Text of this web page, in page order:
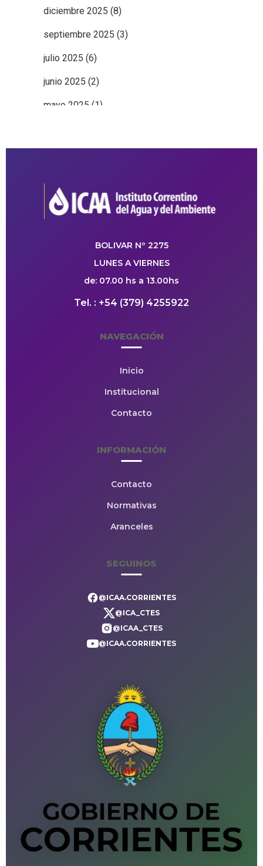
diciembre 2025 (8)
septiembre 2025 (3)
julio 2025 (6)
junio 2025 (2)
mayo 2025 (1)
BOLIVAR Nº 2275
LUNES A VIERNES
de: 07.00 hs a 13.00hs
Tel. : +54 (379) 4255922
NAVEGACIÓN
Inicio
Institucional
Contacto
INFORMACIÓN
Contacto
Normativas
Aranceles
SEGUINOS
@ICAA.CORRIENTES
@ICA_CTES
@ICAA_CTES
@ICAA.CORRIENTES